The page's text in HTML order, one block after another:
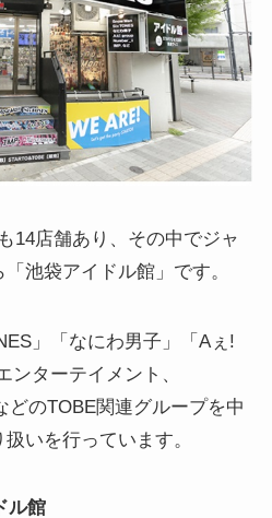
14店舗あり、その中でジャ
池袋アイドル館」です。
」「なにわ男子」「Aぇ!
ンターテイメント、
どのTOBE関連グループを中
いを行っています。
ル館